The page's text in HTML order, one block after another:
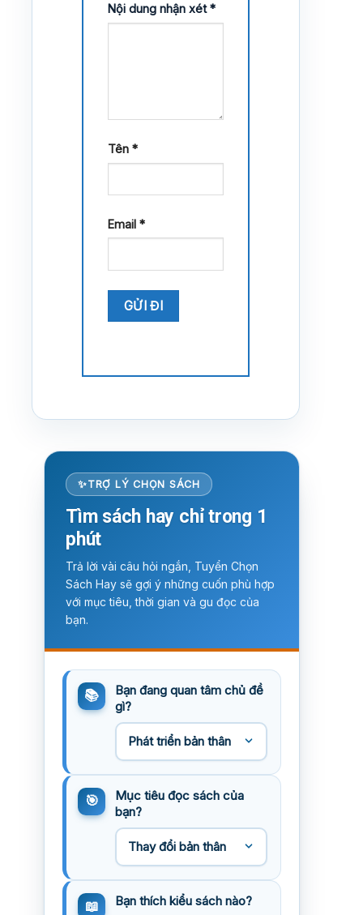
Nội dung nhận xét*
Tên *
Email *
TRỢ LÝ CHỌN SÁCH
Tìm sách hay chỉ trong 1
phút
Trả lời vài câu hỏi ngắn, Tuyển Chọn
Sách Hay sẽ gợi ý những cuốn phù hợp
với mục tiêu, thời gian và gu đọc của
bạn.
Bạn đang quan tâm chủ đề
gì?
Mục tiêu đọc sách của
bạn?
Bạn thích kiểu sách nào?